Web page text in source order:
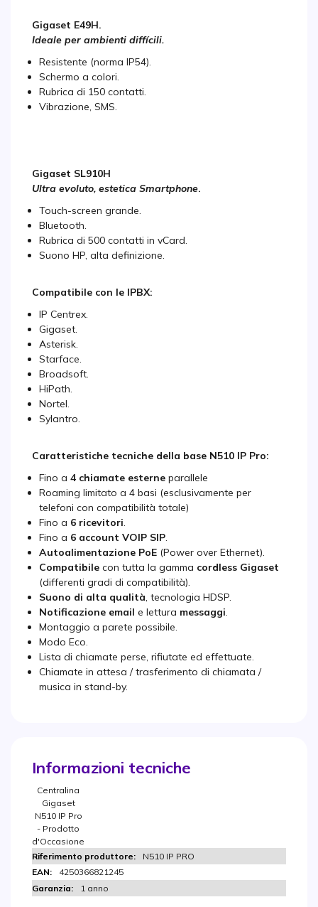
Gigaset E49H.
Ideale per ambienti diffícili.
Resistente (norma IP54).
Schermo a colori.
Rubrica di 150 contatti.
Vibrazione, SMS.
Gigaset SL910H
Ultra evoluto, estetica Smartphone.
Touch-screen grande.
Bluetooth.
Rubrica di 500 contatti in vCard.
Suono HP, alta definizione.
Compatibile con le IPBX:
IP Centrex.
Gigaset.
Asterisk.
Starface.
Broadsoft.
HiPath.
Nortel.
Sylantro.
Caratteristiche tecniche della base N510 IP Pro:
Fino a 4 chiamate esterne parallele
Roaming limitato a 4 basi (esclusivamente per
telefoni con compatibilità totale)
Fino a 6 ricevitori.
Fino a 6 account VOIP SIP.
Autoalimentazione PoE (Power over Ethernet).
Compatibile con tutta la gamma cordless Gigaset
(differenti gradi di compatibilità).
Suono di alta qualità, tecnologia HDSP.
Notificazione email e lettura messaggi.
Montaggio a parete possibile.
Modo Eco.
Lista di chiamate perse, rifiutate ed effettuate.
Chiamate in attesa / trasferimento di chiamata /
musica in stand-by.
Informazioni tecniche
Centralina
Gigaset
N510 IP Pro
- Prodotto
d'Occasione
N510 IP PRO
4250366821245
1 anno